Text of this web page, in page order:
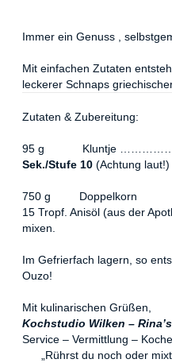
Immer ein Genuss ,
Mit einfachen Zutaten
leckerer Schnaps
Zutaten & Zubereitung:
95 g Kluntje
Sek./Stufe 10(Achtung laut!)
750 g Doppelkorn
15 Tropf. Anisöl (aus der
mixen.
Im Gefrierfach lagern, so
Ouzo!
Mit kulinarischen Grüßen,
Kochstudio Wilken – Rina’
Service – Vermittlung –
„Rührst du noch oder mixt